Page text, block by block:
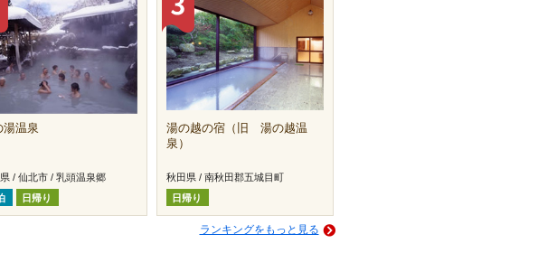
湯温泉
/ 仙北市 / 乳頭温泉郷
日帰り
湯の越の宿（旧 湯の越温
泉）
秋田県 / 南秋田郡五城目町
日帰り
ランキングをもっと見る